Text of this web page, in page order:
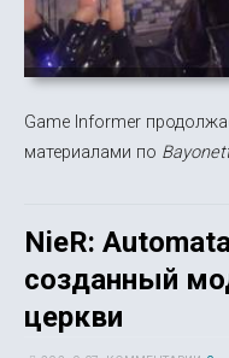
Game Informer
материалами по
NieR:
созданный
церкви